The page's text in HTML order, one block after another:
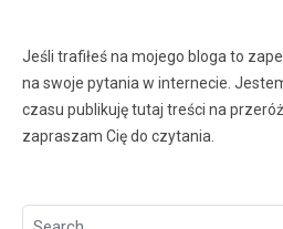
Jeśli trafiłeś na mojego bloga to
na swoje pytania w internecie.
czasu publikuję tutaj treści na
zapraszam Cię do czytania.
Search